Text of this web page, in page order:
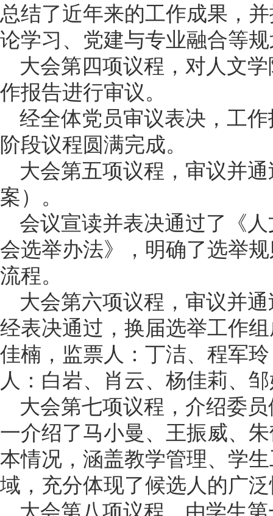
总结了近年来的工作成果，
论学习、党建与专业融合等
大会第四项议程，对人文
作报告进行审议。
经全体党员审议表决，工
阶段议程圆满完成。
大会第五项议程，审议并
案）。
会议宣读并表决通过了《
会选举办法》，明确了选举
流程。
大会第六项议程，审议并
经表决通过，换届选举工作
佳楠，监票人：丁洁、程军
人：白岩、肖云、杨佳莉、
大会第七项议程，介绍委
一介绍了马小曼、王振威、
本情况，涵盖教学管理、学
域，充分体现了候选人的广